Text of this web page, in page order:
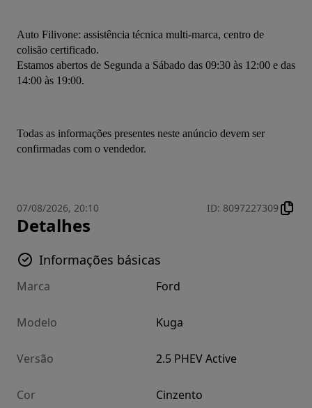
Auto Filivone: assistência técnica multi-marca, centro de
colisão certificado.
Estamos abertos de Segunda a Sábado das 09:30 às 12:00 e das
14:00 às 19:00.
Todas as informações presentes neste anúncio devem ser
confirmadas com o vendedor.
07/08/2026, 20:10 ID: 8097227309
Detalhes
Informações básicas
Marca Ford
Modelo Kuga
Versão 2.5 PHEV Active
Cor Cinzento